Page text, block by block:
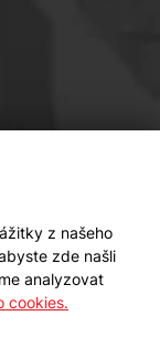
nás
z našeho
zde našli
analyzovat
cookies.